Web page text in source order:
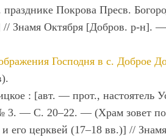
Покрова Пресв.
// Знамя Октября [Добров. р-н].
Господня в с. Доброе
: [авт. — прот., настоятель
3. — С. 20–22. — (Храм зовет
его церквей (17–18 вв.)] //